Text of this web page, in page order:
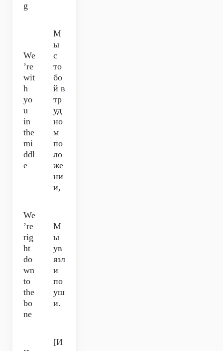
g
We
’re
wit
h
yo
u
in
the
mi
ddl
e
М
ы
с
то
бо
й в
тр
уд
но
м
по
ло
же
ни
и,
We
’re
rig
ht
do
wn
to
the
bo
ne
М
ы
ув
язл
и
по
уш
и.
[И